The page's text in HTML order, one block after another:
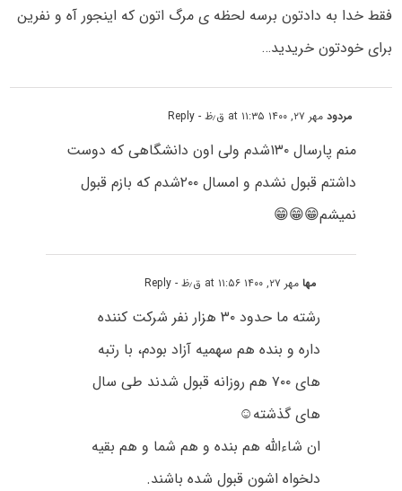
فقط خدا به دادتون برسه لحظه ی مرگ اتون که اینجور آه و نفرین
برای خودتون خریدید…
مردودمهر ۲۷, ۱۴۰۰ at ۱۱:۳۵ ق٫ظ - Reply
منم پارسال ۱۳۰شدم ولی اون دانشگاهی که دوست
داشتم قبول نشدم و امسال ۲۰۰شدم که بازم قبول
نمیشم😁😁😁
مهامهر ۲۷, ۱۴۰۰ at ۱۱:۵۶ ق٫ظ - Reply
رشته ما حدود ۳۰ هزار نفر شرکت کننده
داره و بنده هم سهمیه آزاد بودم، با رتبه
های ۷۰۰ هم روزانه قبول شدند طی سال
های گذشته☺
ان شاءالله هم بنده و هم شما و هم بقیه
دلخواه اشون قبول شده باشند.